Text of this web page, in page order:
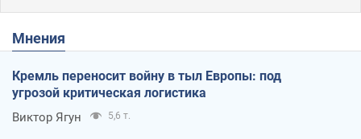
Мнения
Кремль переносит войну в тыл Европы: под
угрозой критическая логистика
Виктор Ягун 5,6 т.